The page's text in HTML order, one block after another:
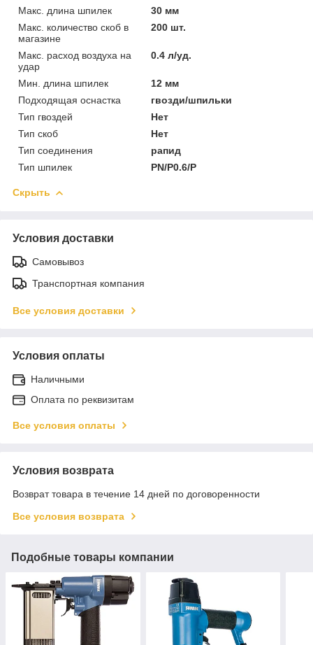
Макс. длина шпилек
30 мм
Макс. количество скоб в
магазине
200 шт.
Макс. расход воздуха на
удар
0.4 л/уд.
Мин. длина шпилек
12 мм
Подходящая оснастка
гвозди/шпильки
Тип гвоздей
Нет
Тип скоб
Нет
Тип соединения
рапид
Тип шпилек
PN/P0.6/P
Скрыть
Условия доставки
Самовывоз
Транспортная компания
Все условия доставки
Условия оплаты
Наличными
Оплата по реквизитам
Все условия оплаты
Условия возврата
Возврат товара в течение 14 дней по договоренности
Все условия возврата
Подобные товары компании